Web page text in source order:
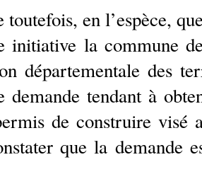
toutefois, en l’espèce,
initiative la commune
départementale des
demande tendant à
de construire visé
que la demande